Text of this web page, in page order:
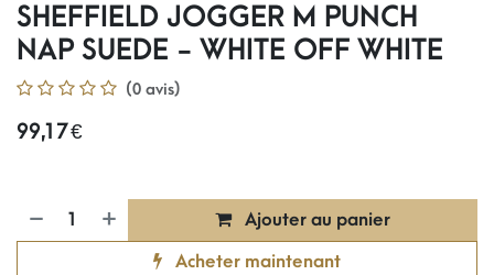
SHEFFIELD JOGGER M PUNCH
NAP SUEDE - WHITE OFF WHITE
(0 avis)
99,17€
Ajouter au panier
Acheter maintenant